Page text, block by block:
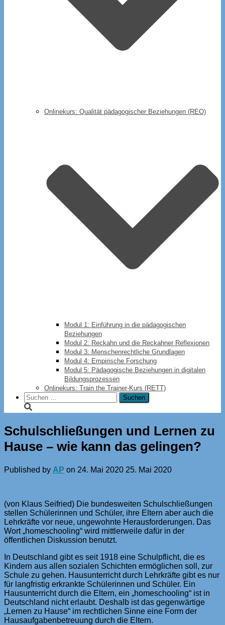
Onlinekurs: Qualität pädagogischer Beziehungen (REO)
Modul 1: Einführung in die pädagogischen
Beziehungen
Modul 2: Reckahn und die Reckahner Reflexionen
Modul 3: Menschenrechtliche Grundlagen
Modul 4: Empirische Forschung
Modul 5: Pädagogische Beziehungen in digitalen
Bildungsprozessen
Onlinekurs: Train the Trainer-Kurs (RETT)
Suchen
nach:
Schulschließungen und Lernen zu
Hause – wie kann das gelingen?
Published by AP on 24. Mai 2020 25. Mai 2020
(von Klaus Seifried) Die bundesweiten Schulschließungen
stellen Schülerinnen und Schüler, ihre Eltern aber auch die
Lehrkräfte vor neue, ungewohnte Herausforderungen. Das
Wort „homeschooling“ wird mittlerweile dafür in der
öffentlichen Diskussion benutzt.
In Deutschland gibt es seit 1918 eine Schulpflicht, die es
Kindern aus allen sozialen Schichten ermöglichen soll, zur
Schule zu gehen. Hausunterricht durch Lehrkräfte gibt es nur
für langfristig erkrankte Schülerinnen und Schüler. Ein
Hausunterricht durch die Eltern, ein „homeschooling“ ist in
Deutschland nicht erlaubt. Deshalb ist das gegenwärtige
„Lernen zu Hause“ im rechtlichen Sinne eine Form der
Hausaufgabenbetreuung durch die Eltern.